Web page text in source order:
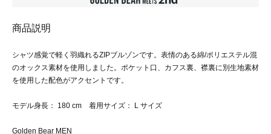
商品説明
シャツ感覚で軽く羽織れるZIPブルゾンです。表情のある綿/ポリエステル混
のオックス素材を使用しました。ポケット口、カフス裏、襟裏に別生地素材
を使用した配色がアクセントです。
モデル身長： 180 cm 着用サイズ： L サイズ
Golden Bear MEN